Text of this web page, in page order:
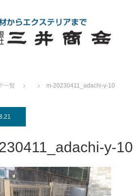
一覧
m-20230411_adachi-y-10
y-10